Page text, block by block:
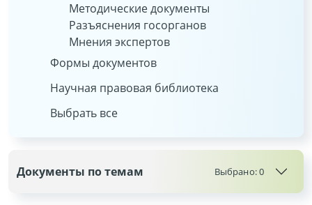
Методические документы
Разъяснения госорганов
Мнения экспертов
Формы документов
Научная правовая библиотека
Выбрать все
Документы по темам Выбрано:0